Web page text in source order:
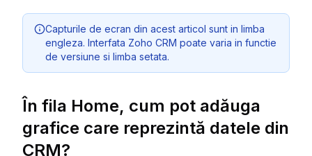
Capturile de ecran din acest articol sunt in limba
engleza. Interfata Zoho CRM poate varia in functie
de versiune si limba setata.
În fila Home, cum pot adăuga
grafice care reprezintă datele din
CRM?